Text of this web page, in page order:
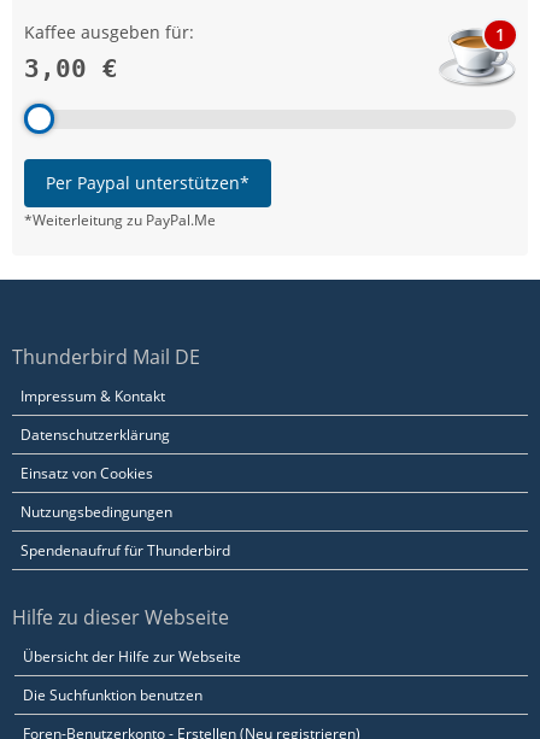
Kaffee ausgeben für:
3,00 €
1
Per Paypal unterstützen*
*Weiterleitung zu PayPal.Me
Thunderbird Mail DE
Impressum & Kontakt
Datenschutzerklärung
Einsatz von Cookies
Nutzungsbedingungen
Spendenaufruf für Thunderbird
Hilfe zu dieser Webseite
Übersicht der Hilfe zur Webseite
Die Suchfunktion benutzen
Foren-Benutzerkonto - Erstellen (Neu registrieren)